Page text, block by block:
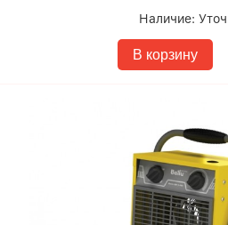
Наличие:
В корзину